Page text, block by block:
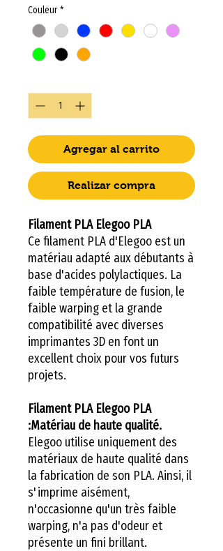
Couleur *
Agregar al carrito
Realizar compra
Filament PLA Elegoo PLA
Ce filament PLA d'Elegoo est un
matériau adapté aux débutants à
base d'acides polylactiques. La
faible température de fusion, le
faible warping et la grande
compatibilité avec diverses
imprimantes 3D en font un
excellent choix pour vos futurs
projets.
Filament PLA Elegoo PLA
:Matériau de haute qualité.
Elegoo utilise uniquement des
matériaux de haute qualité dans
la fabrication de son PLA. Ainsi, il
s'imprime aisément,
n'occasionne qu'un très faible
warping, n'a pas d'odeur et
présente un fini brillant.